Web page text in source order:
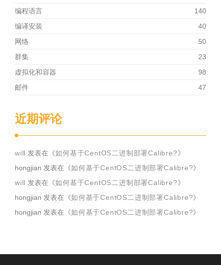
编程语言
140
编译安装
40
网络
50
群集
23
虚拟化和容器
98
邮件
47
近期评论
will 发表在《如何基于CentOS二进制部署Calibre?》
hongjian 发表在《如何基于CentOS二进制部署Calibre?》
will 发表在《如何基于CentOS二进制部署Calibre?》
hongjian 发表在《如何基于CentOS二进制部署Calibre?》
hongjian 发表在《如何基于CentOS二进制部署Calibre?》